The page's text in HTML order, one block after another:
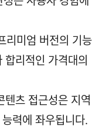
리미엄 버전의 기능
리적인 가격대의
텐츠 접근성은 지역
력에 좌우됩니다.